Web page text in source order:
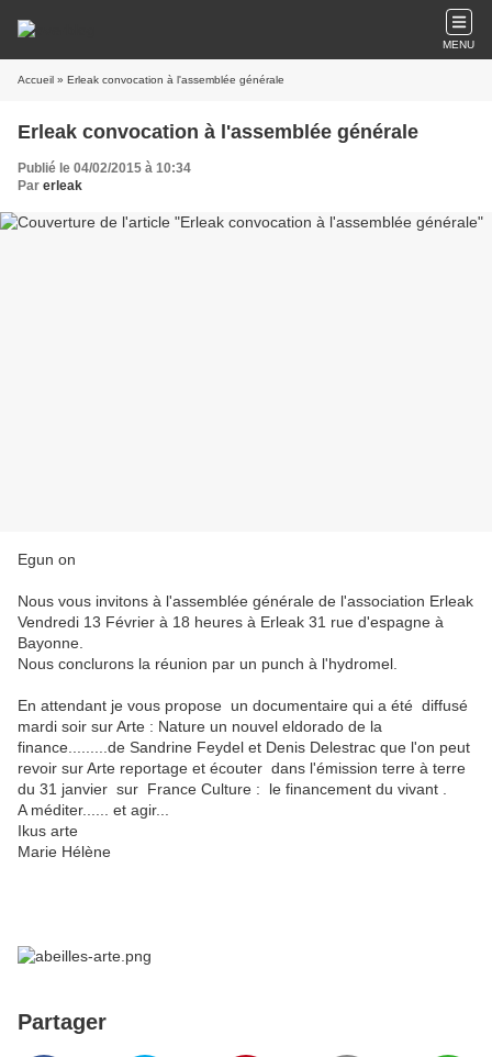
MENU
Accueil » Erleak convocation à l'assemblée générale
Erleak convocation à l'assemblée générale
Publié le 04/02/2015 à 10:34
Par erleak
Egun on
Nous vous invitons à l'assemblée générale de l'association Erleak
Vendredi 13 Février à 18 heures à Erleak 31 rue d'espagne à
Bayonne.
Nous conclurons la réunion par un punch à l'hydromel.
En attendant je vous propose un documentaire qui a été diffusé
mardi soir sur Arte : Nature un nouvel eldorado de la
finance.........de Sandrine Feydel et Denis Delestrac que l'on peut
revoir sur Arte reportage et écouter dans l'émission terre à terre
du 31 janvier sur France Culture : le financement du vivant .
A méditer...... et agir...
Ikus arte
Marie Hélène
Partager